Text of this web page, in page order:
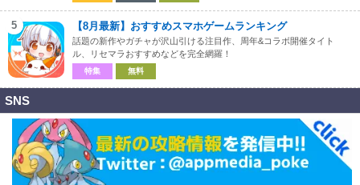
5 【8月最新】おすすめスマホゲームランキング
話題の新作やガチャが沢山引ける注目作、周年&コラボ開催タイト
ル、リセマラおすすめなどを完全網羅！
特集 無料
SNS